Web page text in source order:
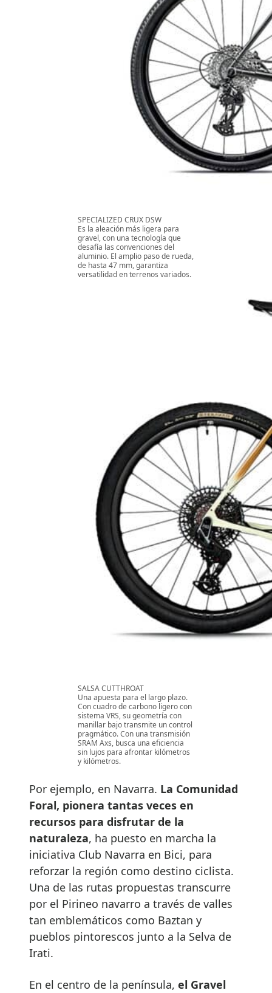
SPECIALIZED CRUX DSW
Es la aleación más ligera para
gravel, con una tecnología que
desafía las convenciones del
aluminio. El amplio paso de rueda,
de hasta 47 mm, garantiza
versatilidad en terrenos variados.
SALSA CUTTHROAT
Una apuesta para el largo plazo.
Con cuadro de carbono ligero con
sistema VRS, su geometría con
manillar bajo transmite un control
pragmático. Con una transmisión
SRAM Axs, busca una eficiencia
sin lujos para afrontar kilómetros
y kilómetros.
Por ejemplo, en Navarra. La Comunidad
Foral, pionera tantas veces en
recursos para disfrutar de la
naturaleza, ha puesto en marcha la
iniciativa Club Navarra en Bici, para
reforzar la región como destino ciclista.
Una de las rutas propuestas transcurre
por el Pirineo navarro a través de valles
tan emblemáticos como Baztan y
pueblos pintorescos junto a la Selva de
Irati.
En el centro de la península, el Gravel